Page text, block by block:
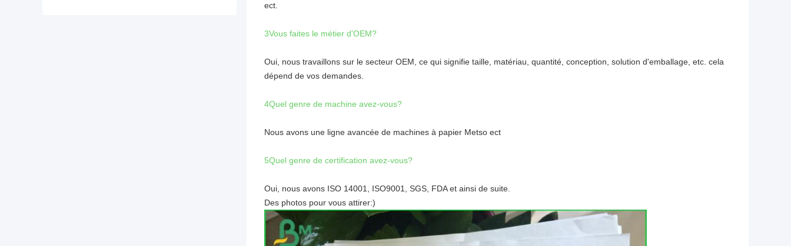
ect.
3Vous faites le métier d'OEM?
Oui, nous travaillons sur le secteur OEM, ce qui signifie taille, matériau, quantité, conception, solution d'emballage, etc. cela
dépend de vos demandes.
4Quel genre de machine avez-vous?
Nous avons une ligne avancée de machines à papier Metso ect
5Quel genre de certification avez-vous?
Oui, nous avons ISO 14001, ISO9001, SGS, FDA et ainsi de suite.
Des photos pour vous attirer:)